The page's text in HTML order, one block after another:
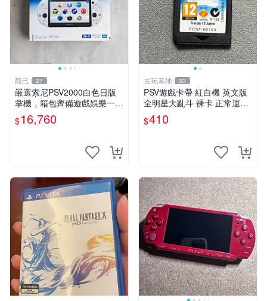
觀己 27
嚴選索尼PSV2000白色日版
掌機，箱包齊備遊戲娛樂一應
俱全 PSV2000 索尼 電玩掌機
日版 品牌掌機
$16,760
古玩基地 33
PSV遊戲卡帶 紅白機 英文版
全明星大亂斗 裸卡 正常運行
限索尼PSV使用 售後無退換
次購2張起第2張優惠 全明星
$410